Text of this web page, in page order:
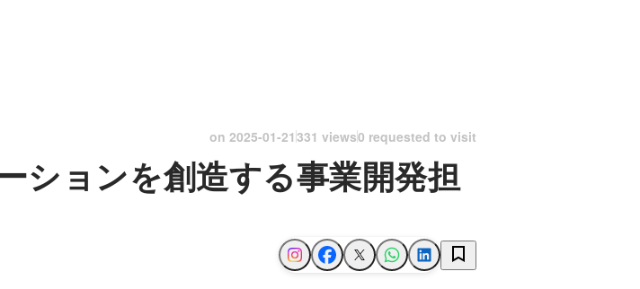
on 2025-01-21 331 views0 requested to visit
ションを創造する事業開発担